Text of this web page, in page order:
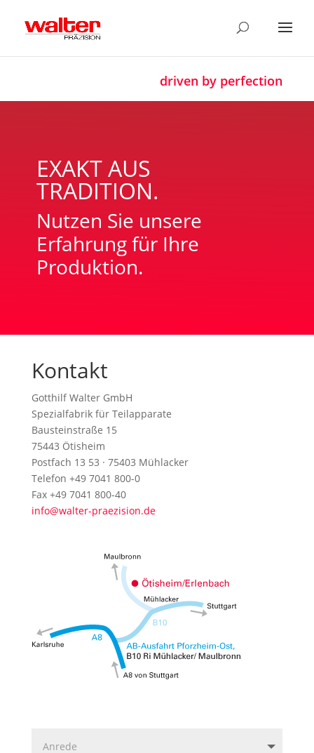
driven by perfection
EXAKT AUS
TRADITION.
Nutzen Sie unsere
Erfahrung für Ihre
Produktion.
Kontakt
Gotthilf Walter GmbH
Spezialfabrik für Teilapparate
Bausteinstraße 15
75443 Ötisheim
Postfach 13 53 · 75403 Mühlacker
Telefon +49 7041 800-0
Fax +49 7041 800-40
info@walter-praezision.de